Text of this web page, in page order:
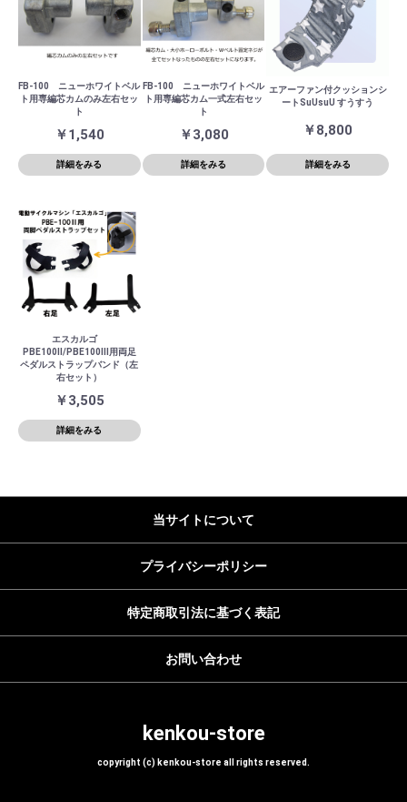
FB-100 ニューホワイトベル
ト用専編芯カムのみ左右セッ
ト
￥1,540
詳細をみる
FB-100 ニューホワイトベル
ト用専編芯カム一式左右セッ
ト
￥3,080
詳細をみる
エアーファン付クッションシ
ートSuUsuU すうすう
￥8,800
詳細をみる
エスカルゴ
PBE100Ⅱ/PBE100Ⅲ用両足
ペダルストラップバンド（左
右セット）
￥3,505
詳細をみる
当サイトについて
プライバシーポリシー
特定商取引法に基づく表記
お問い合わせ
kenkou-store
copyright (c) kenkou-store all rights reserved.